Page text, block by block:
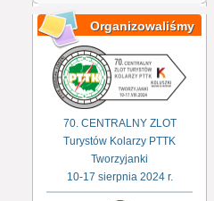
Organizowaliśmy
70. CENTRALNY ZLOT
Turystów Kolarzy PTTK
Tworzyjanki
10-17 sierpnia 2024 r.